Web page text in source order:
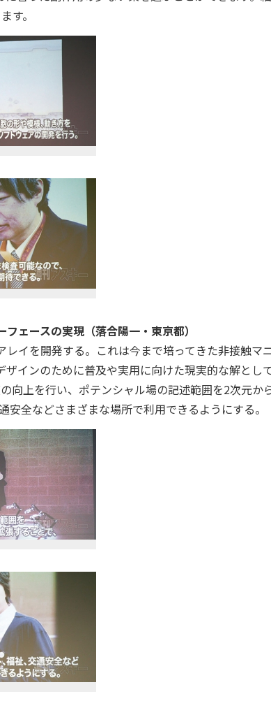
す。
ェースの実現（落合陽一・東京都）
イを開発する。これは今まで培ってきた非接触マ
インのために普及や実用に向けた現実的な解とし
上を行い、ポテンシャル場の記述範囲を2次元か
全などさまざまな場所で利用できるようにする。